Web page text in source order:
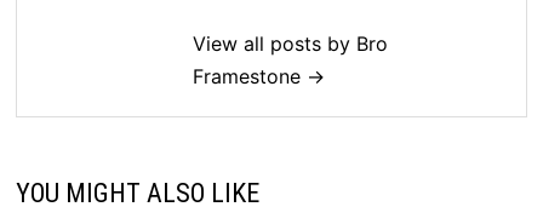
View all posts by Bro
Framestone →
YOU MIGHT ALSO LIKE